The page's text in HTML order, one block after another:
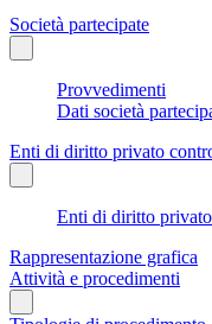
Società partecipate
Provvedimenti
Dati società
Enti di diritto privato
Enti di diritto
Rappresentazione grafica
Attività e procedimenti